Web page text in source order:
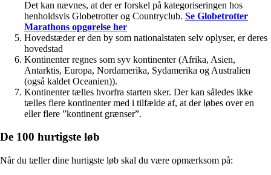
Det kan nævnes, at der er forskel på kategoriseringen hos
henholdsvis Globetrotter og Countryclub. Se Globetrotter
Marathons opgørelse her
Hovedstæder er den by som nationalstaten selv oplyser, er deres
hovedstad
Kontinenter regnes som syv kontinenter (Afrika, Asien,
Antarktis, Europa, Nordamerika, Sydamerika og Australien
(også kaldet Oceanien)).
Kontinenter tælles hvorfra starten sker. Der kan således ikke
tælles flere kontinenter med i tilfælde af, at der løbes over en
eller flere ”kontinent grænser”.
De 100 hurtigste løb
Når du tæller dine hurtigste løb skal du være opmærksom på: